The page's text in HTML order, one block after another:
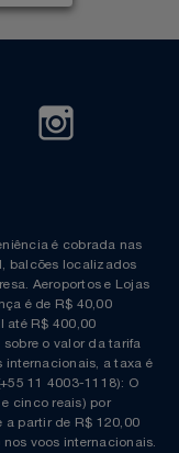
é cobrada nas
balcões localizados
Aeroportos e Lojas
é de R$ 40,00
até R$ 400,00
o valor da tarifa
internacionais, a taxa é
11 4003-1118): O
cinco reais) por
a partir de R$ 120,00
voos internacionais.